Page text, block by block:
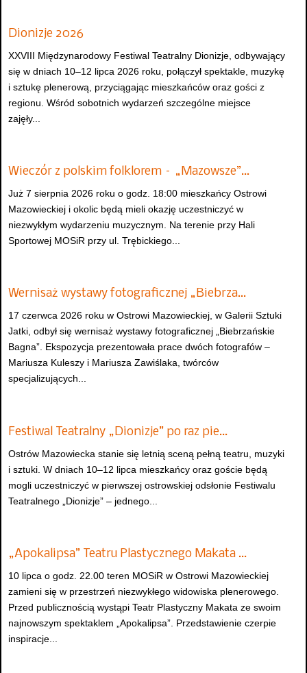
Dionizje 2026
XXVIII Międzynarodowy Festiwal Teatralny Dionizje, odbywający
się w dniach 10–12 lipca 2026 roku, połączył spektakle, muzykę
i sztukę plenerową, przyciągając mieszkańców oraz gości z
regionu. Wśród sobotnich wydarzeń szczególne miejsce
zajęły...
Wieczór z polskim folklorem – „Mazowsze”…
Już 7 sierpnia 2026 roku o godz. 18:00 mieszkańcy Ostrowi
Mazowieckiej i okolic będą mieli okazję uczestniczyć w
niezwykłym wydarzeniu muzycznym. Na terenie przy Hali
Sportowej MOSiR przy ul. Trębickiego...
Wernisaż wystawy fotograficznej „Biebrza…
17 czerwca 2026 roku w Ostrowi Mazowieckiej, w Galerii Sztuki
Jatki, odbył się wernisaż wystawy fotograficznej „Biebrzańskie
Bagna”. Ekspozycja prezentowała prace dwóch fotografów –
Mariusza Kuleszy i Mariusza Zawiślaka, twórców
specjalizujących...
Festiwal Teatralny „Dionizje” po raz pie…
Ostrów Mazowiecka stanie się letnią sceną pełną teatru, muzyki
i sztuki. W dniach 10–12 lipca mieszkańcy oraz goście będą
mogli uczestniczyć w pierwszej ostrowskiej odsłonie Festiwalu
Teatralnego „Dionizje” – jednego...
„Apokalipsa” Teatru Plastycznego Makata …
10 lipca o godz. 22.00 teren MOSiR w Ostrowi Mazowieckiej
zamieni się w przestrzeń niezwykłego widowiska plenerowego.
Przed publicznością wystąpi Teatr Plastyczny Makata ze swoim
najnowszym spektaklem „Apokalipsa”. Przedstawienie czerpie
inspiracje...